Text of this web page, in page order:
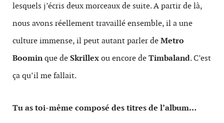
lesquels j’écris deux morceaux de suite. A partir de là,
nous avons réellement travaillé ensemble, il a une
culture immense, il peut autant parler deMetro
Boominque deSkrillexou encore deTimbaland. C’est
ça qu’il me fallait.
Tu as toi-même composé des titres de l’album…